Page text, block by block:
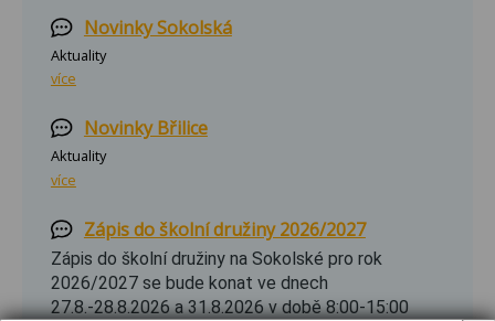
Novinky Sokolská
Aktuality
více
Novinky Břilice
Aktuality
více
Zápis do školní družiny 2026/2027
Zápis do školní družiny na Sokolské pro rok
2026/2027 se bude konat ve dnech
27.8.-28.8.2026 a 31.8.2026 v době 8:00-15:00